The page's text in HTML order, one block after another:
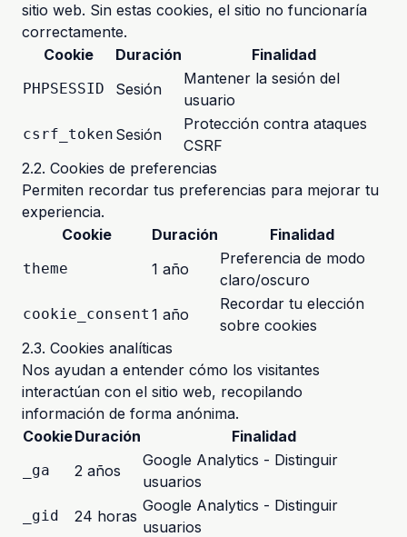
sitio web. Sin estas cookies, el sitio no funcionaría
correctamente.
Cookie
Duración Finalidad
PHPSESSID Sesión
Mantener la sesión del
usuario
csrf_token Sesión
Protección contra ataques
CSRF
2.2. Cookies de preferencias
Permiten recordar tus preferencias para mejorar tu
experiencia.
Cookie
Duración Finalidad
theme 1 año
Preferencia de modo
claro/oscuro
cookie_consent 1 año
Recordar tu elección
sobre cookies
2.3. Cookies analíticas
Nos ayudan a entender cómo los visitantes
interactúan con el sitio web, recopilando
información de forma anónima.
CookieDuración Finalidad
_ga 2 años
Google Analytics - Distinguir
usuarios
_gid 24 horas
Google Analytics - Distinguir
usuarios